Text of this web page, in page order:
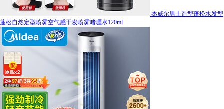
杰威尔男士造型蓬松水发型
蓬松自然定型喷雾空气感干发喷雾啫喱水120ml